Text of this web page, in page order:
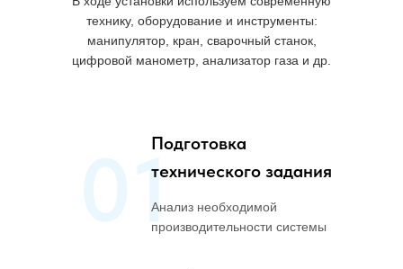
01Подготовка
технического задания
Анализ необходимой
производительности системы
технику, оборудование и инструменты:
манипулятор, кран, сварочный станок,
цифровой манометр, анализатор газа и др.